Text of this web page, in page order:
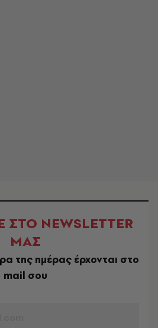
ΣΤΟ NEWSLETTER
ΜΑΣ
της ημέρας έρχονται στο
mail σου